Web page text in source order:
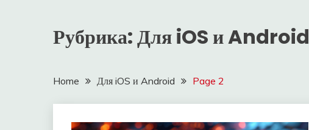
Рубрика:Для iOS и Android
Home Для iOS и Android Page 2